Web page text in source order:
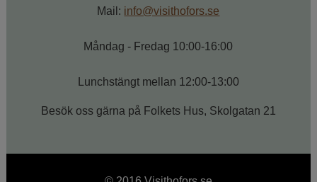
Mail: info@visithofors.se
Måndag - Fredag 10:00-16:00
Lunchstängt mellan 12:00-13:00
Besök oss gärna på Folkets Hus, Skolgatan 21